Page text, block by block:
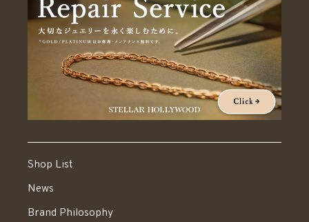
Shop List
News
Brand Philosophy